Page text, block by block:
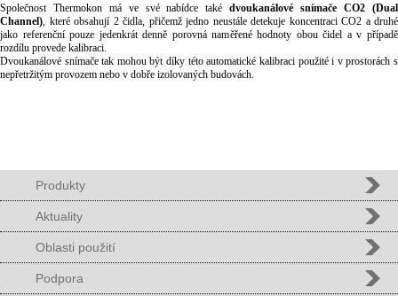
Společnost Thermokon má ve své nabídce takédvoukanálové snímače CO2 (Dual
Channel), které obsahují 2 čidla, při­čemž jedno neustále detekuje koncentraci CO2 a druhé
jako refe­renční pouze jedenkrát denně porovná naměřené hodnoty obou čidel a v případě
rozdílu provede kalibraci.
Dvoukanálové snímače tak mohou být díky této automatické kalibraci použité i v prosto­rách s
nepřetržitým provozem nebo v dobře izolovaných budovách.
Produkty
Aktuality
Oblasti použití
Podpora